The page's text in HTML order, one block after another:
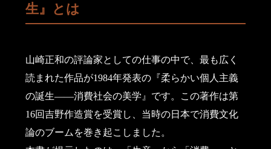
生』とは
山崎正和の評論家としての仕事の中で、最も広く
読まれた作品が1984年発表の『柔らかい個人主義
の誕生――消費社会の美学』です。この著作は第
16回吉野作造賞を受賞し、当時の日本で消費文化
論のブームを巻き起こしました。